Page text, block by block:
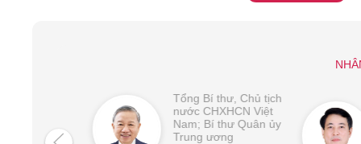
Tổng Bí thư, Chủ tịch
nước CHXHCN Việt
Nam; Bí thư Quân ủy
Trung ương